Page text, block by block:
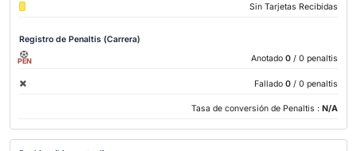
Sin Tarjetas Recibidas
Registro de Penaltis (Carrera)
PEN Anotado 0 / 0 penaltis
Fallado 0 / 0 penaltis
Tasa de conversión de Penaltis : N/A